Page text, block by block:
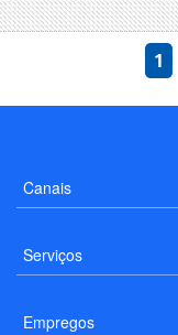
1
Canais
Serviços
Empregos